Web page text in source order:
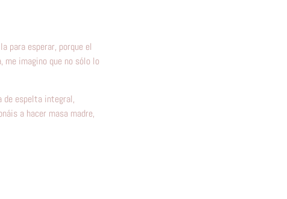
para esperar, porque el
me imagino que no sólo lo
de espelta integral,
a hacer masa madre,